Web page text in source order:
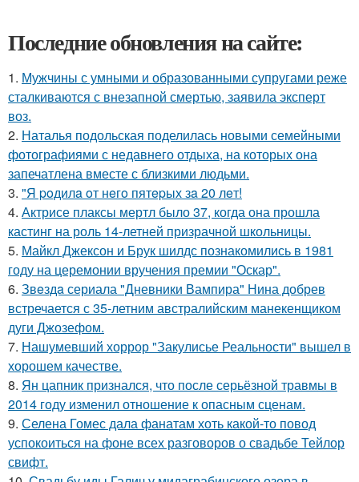
Последние обновления на сайте:
1. Мужчины с умными и образованными супругами реже
сталкиваются с внезапной смертью, заявила эксперт
воз.
2. Наталья подольская поделилась новыми семейными
фотографиями с недавнего отдыха, на которых она
запечатлена вместе с близкими людьми.
3. "Я poдилa oт нeгo пятepых зa 20 лeт!
4. Актрисе плаксы мертл было 37, когда она прошла
кастинг на роль 14-летней призрачной школьницы.
5. Майкл Джексон и Брук шилдс познакомились в 1981
году на церемонии вручения премии "Оскар".
6. Звeздa сериала "Дневники Вампира" Нина добрев
встречается с 35-летним австралийским манекенщиком
дуги Джозефом.
7. Нашумевший хоррор "Закулисье Реальности" вышел в
хорошем качестве.
8. Ян цапник признался, что после серьёзной травмы в
2014 году изменил отношение к опасным сценам.
9. Селена Гомес дала фанатам хоть какой-то повод
успокоиться на фоне всех разговоров о свадьбе Тейлор
свифт.